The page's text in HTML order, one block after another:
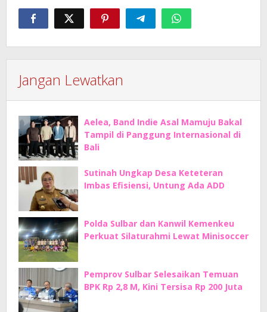
Jangan Lewatkan
Aelea, Band Indie Asal Mamuju Bakal
Tampil di Panggung Internasional di
Bali
Sutinah Ungkap Desa Keteteran
Imbas Efisiensi, Untung Ada ADD
Polda Sulbar dan Kanwil Kemenkeu
Perkuat Silaturahmi Lewat Minisoccer
Pemprov Sulbar Selesaikan Temuan
BPK Rp 2,8 M, Kini Tersisa Rp 200 Juta